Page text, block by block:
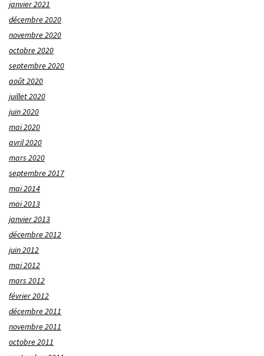
janvier 2021
décembre 2020
novembre 2020
octobre 2020
septembre 2020
août 2020
juillet 2020
juin 2020
mai 2020
avril 2020
mars 2020
septembre 2017
mai 2014
mai 2013
janvier 2013
décembre 2012
juin 2012
mai 2012
mars 2012
février 2012
décembre 2011
novembre 2011
octobre 2011